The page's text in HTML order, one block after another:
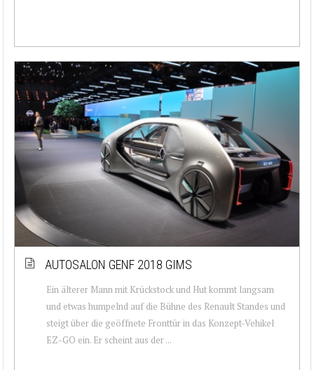
AUTOSALON GENF 2018 GIMS
Ein älterer Mann mit Krückstock und Hut kommt langsam
und etwas humpelnd auf die Bühne des Renault Standes und
steigt über die geöffnete Fronttür in das Konzept-Vehikel
EZ-GO ein. Er scheint aus der ...